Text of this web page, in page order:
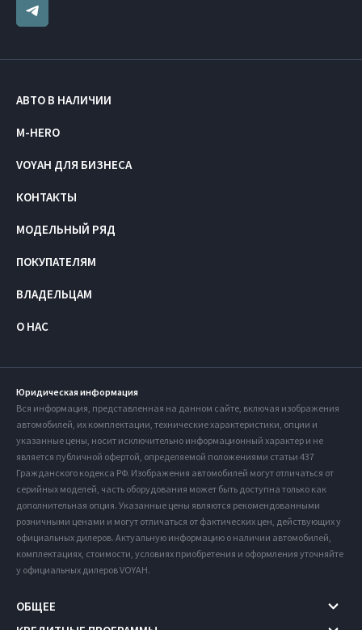
АВТО В НАЛИЧИИ
M-HERO
VOYAH ДЛЯ БИЗНЕСА
КОНТАКТЫ
МОДЕЛЬНЫЙ РЯД
ПОКУПАТЕЛЯМ
ВЛАДЕЛЬЦАМ
О НАС
Юридическая информация
Вся информация, представленная на данном сайте, включая изображения
автомобилей, их комплектации, технические характеристики, опции и
указанные цены, носит исключительно информационный характер и не
является публичной офертой, определяемой положениями статьи 437
Гражданского кодекса РФ. Изображения автомобилей могут отличаться от
серийных моделей, часть оборудования может быть доступна только как
дополнительная опция. Указанные цены являются рекомендованными
розничными ценами и могут отличаться от фактических цен, действующих у
официальных дилеров. Актуальную информацию о наличии автомобилей,
комплектациях, стоимости, условиях приобретения и оформления уточняйте
у официальных дилеров VOYAH.
ОБЩЕЕ